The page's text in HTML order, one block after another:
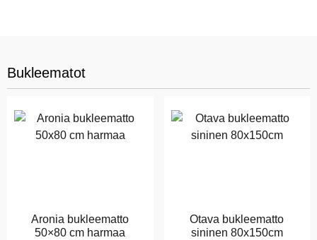
Bukleematot
Aronia bukleematto
50×80 cm harmaa
Otava bukleematto
sininen 80x150cm